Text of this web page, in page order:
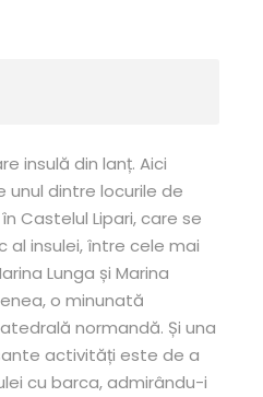
insulă din lanț. Aici
unul dintre locurile de
Castelul Lipari, care se
insulei, între cele mai
Lunga și Marina
o minunată
normandă. Și una
activități este de a
cu barca, admirându-i